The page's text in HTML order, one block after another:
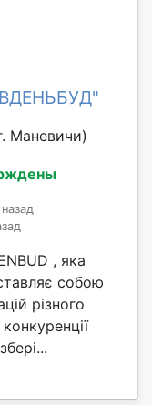
Маневичи)
, яка
собою
різного